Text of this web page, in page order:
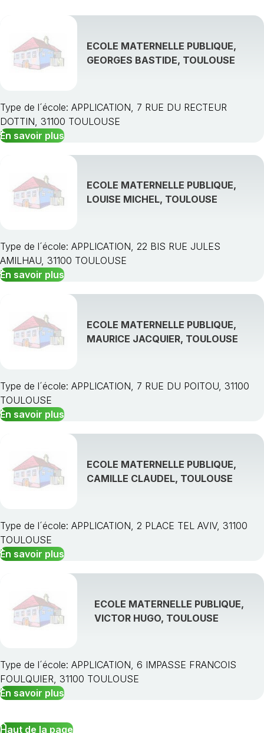
ECOLE MATERNELLE PUBLIQUE,
GEORGES BASTIDE, TOULOUSE
Type de l´école: APPLICATION, 7 RUE DU RECTEUR
DOTTIN, 31100 TOULOUSE
En savoir plus
ECOLE MATERNELLE PUBLIQUE,
LOUISE MICHEL, TOULOUSE
Type de l´école: APPLICATION, 22 BIS RUE JULES
AMILHAU, 31100 TOULOUSE
En savoir plus
ECOLE MATERNELLE PUBLIQUE,
MAURICE JACQUIER, TOULOUSE
Type de l´école: APPLICATION, 7 RUE DU POITOU, 31100
TOULOUSE
En savoir plus
ECOLE MATERNELLE PUBLIQUE,
CAMILLE CLAUDEL, TOULOUSE
Type de l´école: APPLICATION, 2 PLACE TEL AVIV, 31100
TOULOUSE
En savoir plus
ECOLE MATERNELLE PUBLIQUE,
VICTOR HUGO, TOULOUSE
Type de l´école: APPLICATION, 6 IMPASSE FRANCOIS
FOULQUIER, 31100 TOULOUSE
En savoir plus
Haut de la page